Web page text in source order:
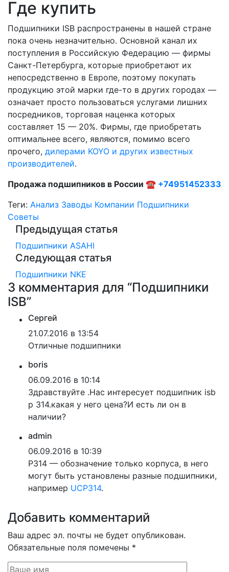
Где купить
Подшипники ISB распространены в нашей стране
пока очень незначительно. Основной канал их
поступления в Российскую Федерацию — фирмы
Санкт-Петербурга, которые приобретают их
непосредственно в Европе, поэтому покупать
продукцию этой марки где-то в других городах —
означает просто пользоваться услугами лишних
посредников, торговая наценка которых
составляет 15 — 20%. Фирмы, где приобретать
оптимальнее всего, являются, помимо всего
прочего, дилерами KOYO и других известных
производителей.
Продажа подшипников в России ☎ +74951452333
Теги: Анализ Заводы Компании Подшипники
Советы
Предыдущая статья
Подшипники ASAHI
Следующая статья
Подшипники NKE
3 комментария для “Подшипники
ISB”
Сергей
21.07.2016 в 13:54
Отличные подшипники
boris
06.09.2016 в 10:14
Здравствуйте .Нас интересует подшипник isb
p 314.какая у него цена?И есть ли он в
наличии?
admin
06.09.2016 в 10:39
P314 — обозначение только корпуса, в него
могут быть установлены разные подшипники,
например UCP314.
Добавить комментарий
Ваш адрес эл. почты не будет опубликован.
Обязательные поля помечены *